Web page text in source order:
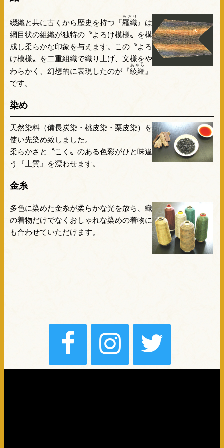
綴織と共に古くから歴史を持つ『羅織
らおり
』は
網目状の組織が独特の〝よろけ模様〟を構
成し柔らかな印象を与えます。この〝よろ
け模様〟を二重組織で織り上げ、文様をや
わらかく、幻想的に表現したのが『綾羅
あやら
』
です。
染め
天然染料（備長炭染・桃皮染・栗皮染）を
使い先染め致しました。
柔らかさと〝こく〟のある色彩がひと味違
う『上質』を漂わせます。
金糸
多色に染めた金糸が柔らかな光を放ち、織
の着物だけでなくおしゃれな染めの着物に
も合わせていただけます。